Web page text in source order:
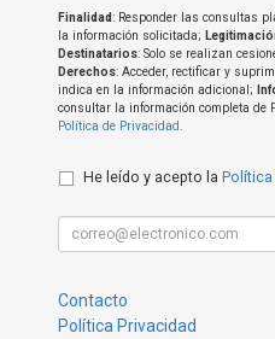
Finalidad: Responder las consultas
la información solicitada;
Destinatarios: Solo se realizan
Derechos: Acceder, rectificar y
indica en la información adicional;
consultar la información completa de
Política de Privacidad
He leído y acepto la Política
Contacto
Política Privacidad